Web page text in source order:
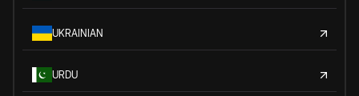
UKRAINIAN
URDU